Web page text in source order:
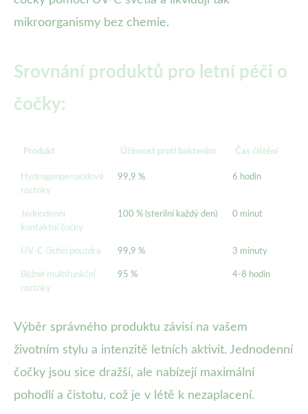
mikroorganismy bez chemie.
Srovnání produktů pro letní péči o
čočky:
Produkt Účinnost proti bakteriím Čas čištění
Hydrogenperoxidové
roztoky
99,9 % 6 hodin
Jednodenní
kontaktní čočky
100 % (sterilní každý den) 0 minut
UV-C čistící pouzdra 99,9 % 3 minuty
Běžné multifunkční
roztoky
95 % 4-8 hodin
Výběr správného produktu závisí na vašem
životním stylu a intenzitě letních aktivit. Jednodenní
čočky jsou sice dražší, ale nabízejí maximální
pohodlí a čistotu, což je v létě k nezaplacení.